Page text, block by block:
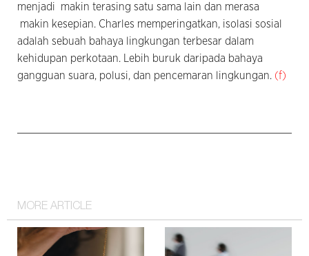
menjadi makin terasing satu sama lain dan merasa
makin kesepian. Charles memperingatkan, isolasi sosial
adalah sebuah bahaya lingkungan terbesar dalam
kehidupan perkotaan. Lebih buruk daripada bahaya
gangguan suara, polusi, dan pencemaran lingkungan. (f)
MORE ARTICLE